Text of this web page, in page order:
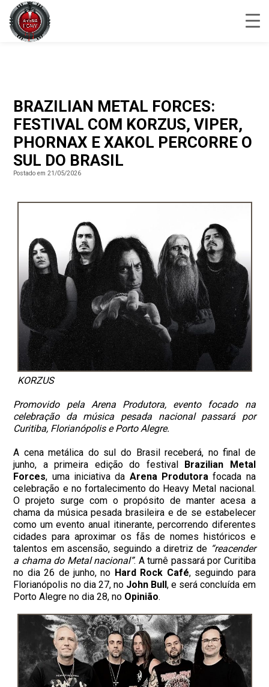
BRAZILIAN METAL FORCES:
FESTIVAL COM KORZUS, VIPER,
PHORNAX E XAKOL PERCORRE O
SUL DO BRASIL
Postado em 21/05/2026
KORZUS
Promovido pela Arena Produtora, evento focado na
celebração da música pesada nacional passará por
Curitiba, Florianópolis e Porto Alegre.
A cena metálica do sul do Brasil receberá, no final de
junho, a primeira edição do festival
Brazilian Metal
Forces, uma iniciativa da Arena Produtorafocada na
celebração e no fortalecimento do Heavy Metal nacional.
O projeto surge com o propósito de manter acesa a
chama da música pesada brasileira e de se estabelecer
como um evento anual itinerante, percorrendo diferentes
cidades para aproximar os fãs de nomes históricos e
talentos em ascensão, seguindo a diretriz de “reacender
a chama do Metal nacional”. A turnê passará por Curitiba
no dia 26 de junho, no Hard Rock Café, seguindo para
Florianópolis no dia 27, no John Bull, e será concluída em
Porto Alegre no dia 28, no Opinião.